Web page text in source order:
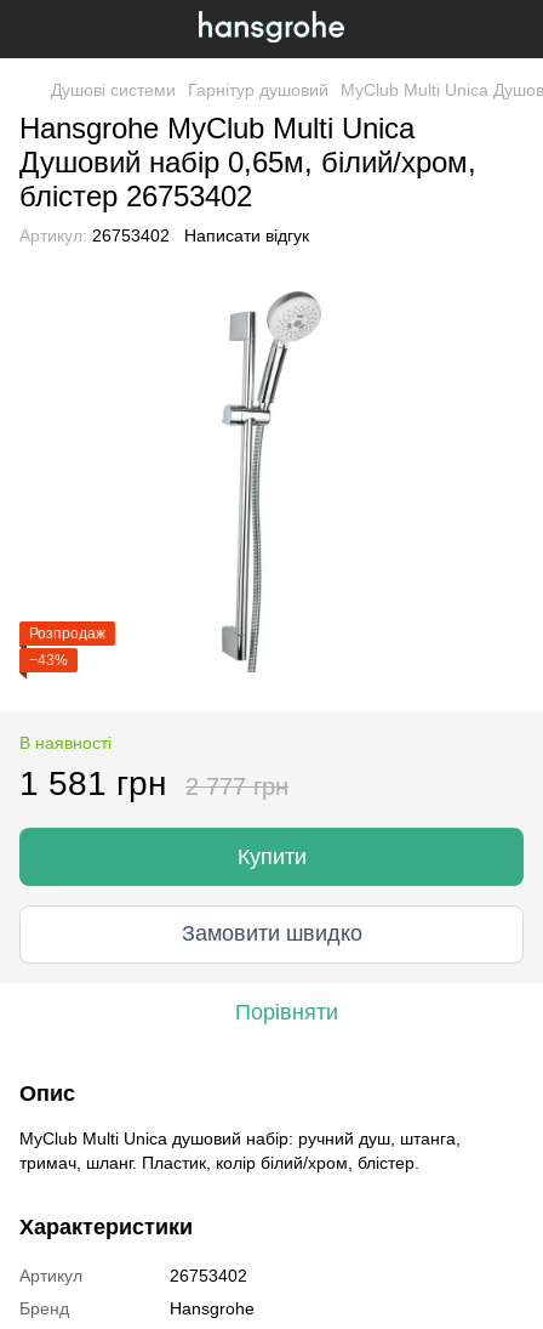
Душові системи Гарнітур душовий MyClub Multi Unica
Hansgrohe MyClub Multi Unica
Душовий набір 0,65м, білий/хром,
блістер 26753402
Артикул: 26753402 Написати відгук
Розпродаж
−43%
В наявності
1 581 грн 2 777 грн
Купити
Замовити швидко
Порівняти
Опис
MyClub Multi Unica душовий набір: ручний душ, штанга,
тримач, шланг. Пластик, колір білий/хром, блістер.
Характеристики
Артикул
26753402
Бренд
Hansgrohe